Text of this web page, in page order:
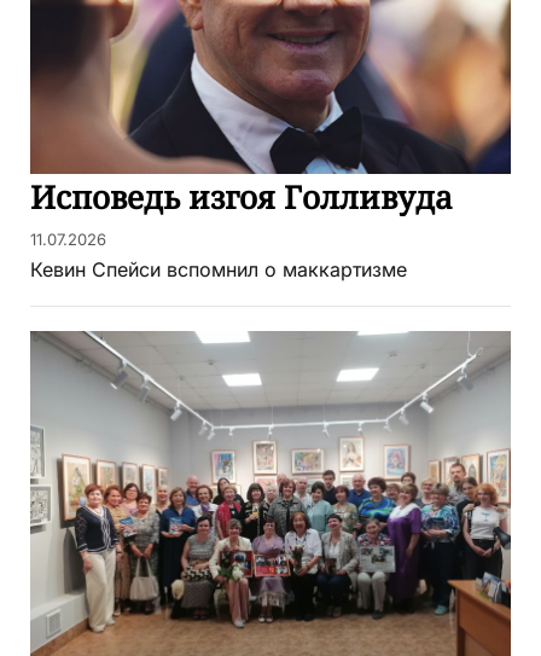
Исповедь изгоя Голливуда
11.07.2026
Кевин Спейси вспомнил о маккартизме